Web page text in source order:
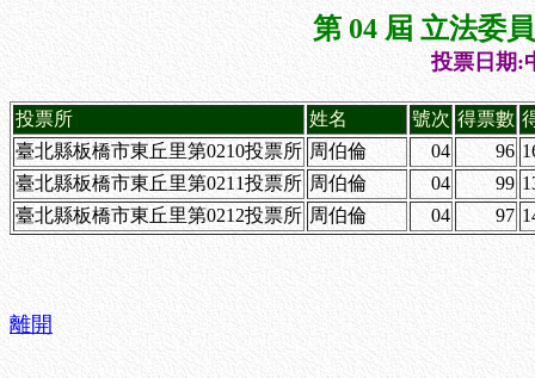
第 04 屆 立法委
投票日期:
投票所 姓名 號次 得票數
臺北縣板橋市東丘里第0210投票所 周伯倫 04 96
臺北縣板橋市東丘里第0211投票所 周伯倫 04 99
臺北縣板橋市東丘里第0212投票所 周伯倫 04 97
離開